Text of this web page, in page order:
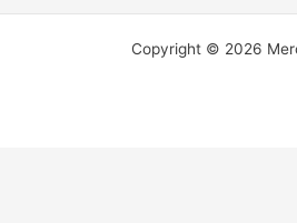
Copyright © 2026